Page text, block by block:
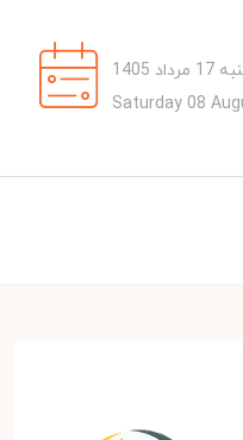
Saturday 08